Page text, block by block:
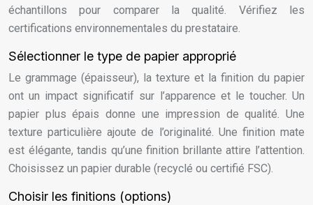
échantillons pour comparer la qualité. Vérifiez les
certifications environnementales du prestataire.
Sélectionner le type de papier approprié
Le grammage (épaisseur), la texture et la finition du papier
ont un impact significatif sur l’apparence et le toucher. Un
papier plus épais donne une impression de qualité. Une
texture particulière ajoute de l’originalité. Une finition mate
est élégante, tandis qu’une finition brillante attire l’attention.
Choisissez un papier durable (recyclé ou certifié FSC).
Choisir les finitions (options)